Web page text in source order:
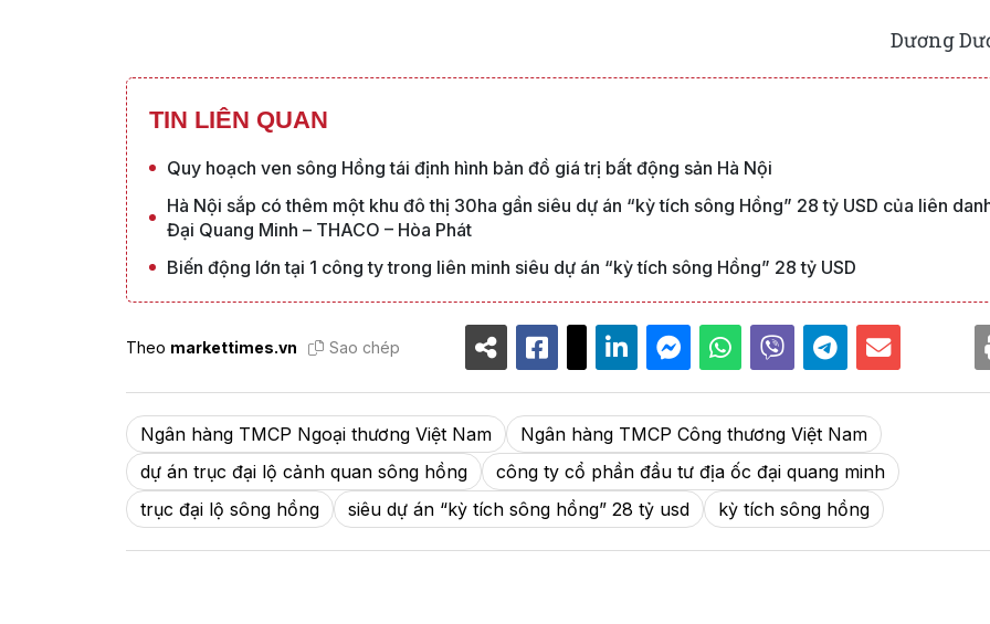
Dương
TIN LIÊN QUAN
Quy hoạch ven sông Hồng tái định hình bản đồ giá trị bất động sản Hà Nội
Hà Nội sắp có thêm một khu đô thị 30ha gần siêu dự án “kỳ tích sông Hồng” 28 tỷ USD của liên
Đại Quang Minh – THACO – Hòa Phát
Biến động lớn tại 1 công ty trong liên minh siêu dự án “kỳ tích sông Hồng” 28 tỷ USD
Theo markettimes.vn Sao chép
Ngân hàng TMCP Ngoại thương Việt Nam
Ngân hàng TMCP Công thương Việt Nam
dự án trục đại lộ cảnh quan sông hồng
công ty cổ phần đầu tư địa ốc đại quang minh
trục đại lộ sông hồng
siêu dự án “kỳ tích sông hồng” 28 tỷ usd kỳ tích sông hồng